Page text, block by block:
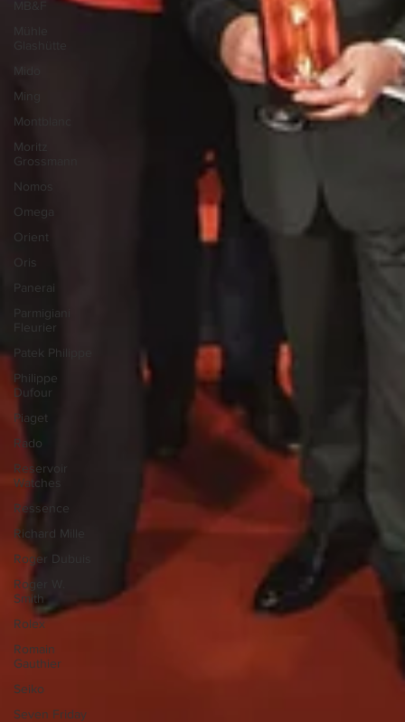
Ming
Montblanc
Moritz
Grossmann
Nomos
Omega
Orient
Oris
Panerai
Parmigiani
Fleurier
Patek Philippe
Philippe
Dufour
Piaget
Rado
Reservoir
Watches
Ressence
Richard Mille
Roger Dubuis
Roger W.
Smith
Rolex
Romain
Gauthier
Seiko
Seven Friday